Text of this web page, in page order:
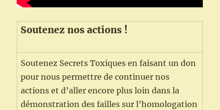
Soutenez nos actions !
Soutenez Secrets Toxiques en faisant un don
pour nous permettre de continuer nos
actions et d’aller encore plus loin dans la
démonstration des failles sur l’homologation